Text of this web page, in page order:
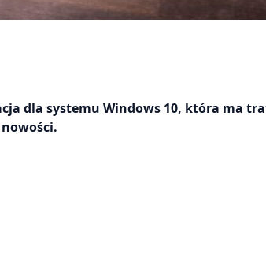
dla systemu Windows 10, która ma